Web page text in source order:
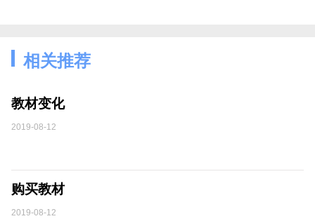
相关推荐
教材变化
2019-08-12
购买教材
2019-08-12